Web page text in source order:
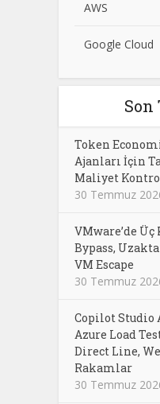
AWS
Google Cloud
Son
Token
Ajanları İçin
Maliyet
30 Temmuz
VMware’de
Bypass,
VM Escape
30 Temmuz
Copilot Studio
Azure Load
Direct Line,
Rakamlar
30 Temmuz